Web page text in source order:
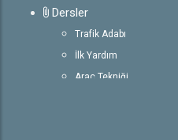
Dersler
Trafik Adabı
İlk Yardım
Araç Tekniği